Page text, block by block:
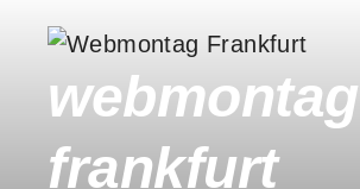
Inhalt
springen
webmontag
frankfurt